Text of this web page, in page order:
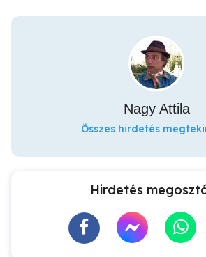
Nagy Attila
Összes hirdetés
Hirdetés